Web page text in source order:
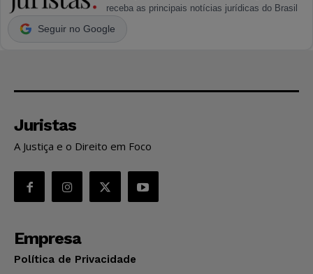
receba as principais notícias jurídicas do Brasil
Seguir no Google
Juristas
A Justiça e o Direito em Foco
Empresa
Política de Privacidade